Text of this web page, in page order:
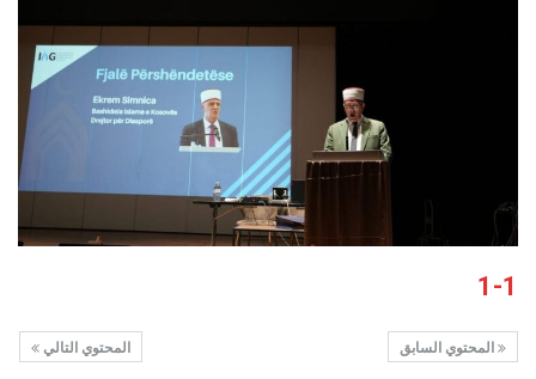
1-1
المحتوي التالي المحتوي السابق